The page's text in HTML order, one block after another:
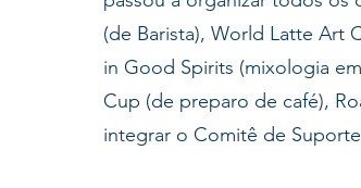
(de Barista), World Latte Art
in Good Spirits (mixologia
Cup (de preparo de café),
integrar o Comitê de